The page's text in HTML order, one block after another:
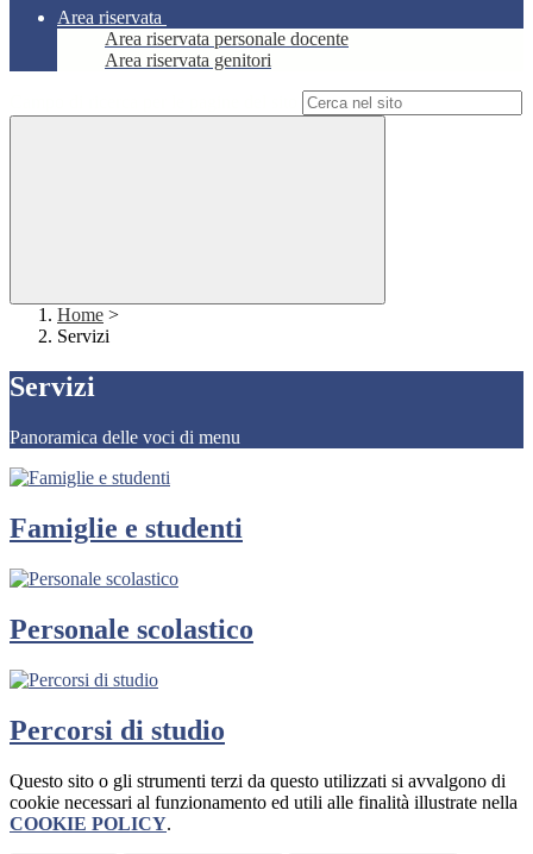
Area riservata
Area riservata personale docente
Area riservata genitori
Home >
Servizi
Servizi
Panoramica delle voci di menu
Famiglie e studenti
Personale scolastico
Percorsi di studio
Questo sito o gli strumenti terzi da questo utilizzati si avvalgono di
cookie necessari al funzionamento ed utili alle finalità illustrate nella
COOKIE POLICY.